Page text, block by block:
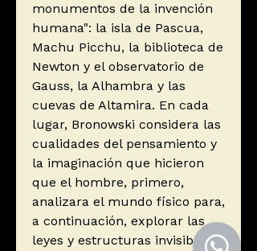
monumentos de la invención
humana": la isla de Pascua,
Machu Picchu, la biblioteca de
Newton y el observatorio de
Gauss, la Alhambra y las
cuevas de Altamira. En cada
lugar, Bronowski considera las
cualidades del pensamiento y
la imaginación que hicieron
que el hombre, primero,
analizara el mundo físico para,
a continuación, explorar las
leyes y estructuras invisibles